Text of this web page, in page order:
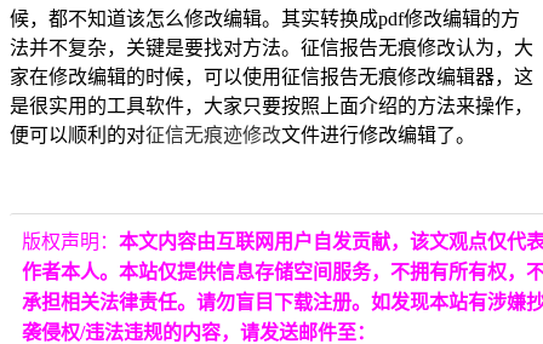
候，都不知道该怎么修改编辑。其实转换成pdf修改编辑的方
法并不复杂，关键是要找对方法。 征信报告无痕修改认为，大
家在修改编辑的时候，可以使用征信报告无痕修改编辑器，这
是很实用的工具软件，大家只要按照上面介绍的方法来操作，
便可以顺利的对征信无痕迹修改文件进行修改编辑了。
版权声明： 本文内容由互联网用户自发贡献，该文观点仅代
作者本人。本站仅提供信息存储空间服务，不拥有所有权，
承担相关法律责任。请勿盲目下载注册。如发现本站有涉嫌
袭侵权/违法违规的内容，请发送邮件至：